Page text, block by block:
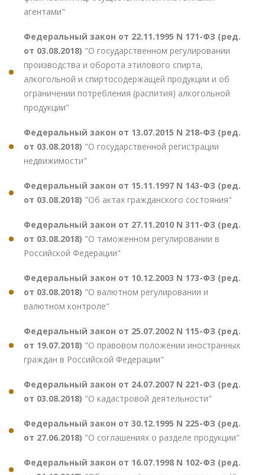
агентами"
Федеральный закон от 22.11.1995 N 171-ФЗ (ред.
от 03.08.2018) "О государственном регулировании
производства и оборота этилового спирта,
алкогольной и спиртосодержащей продукции и об
ограничении потребления (распития) алкогольной
продукции"
Федеральный закон от 13.07.2015 N 218-ФЗ (ред.
от 03.08.2018) "О государственной регистрации
недвижимости"
Федеральный закон от 15.11.1997 N 143-ФЗ (ред.
от 03.08.2018) "Об актах гражданского состояния"
Федеральный закон от 27.11.2010 N 311-ФЗ (ред.
от 03.08.2018) "О таможенном регулировании в
Российской Федерации"
Федеральный закон от 10.12.2003 N 173-ФЗ (ред.
от 03.08.2018) "О валютном регулировании и
валютном контроле"
Федеральный закон от 25.07.2002 N 115-ФЗ (ред.
от 19.07.2018) "О правовом положении иностранных
граждан в Российской Федерации"
Федеральный закон от 24.07.2007 N 221-ФЗ (ред.
от 03.08.2018) "О кадастровой деятельности"
Федеральный закон от 30.12.1995 N 225-ФЗ (ред.
от 27.06.2018) "О соглашениях о разделе продукции"
Федеральный закон от 16.07.1998 N 102-ФЗ (ред.